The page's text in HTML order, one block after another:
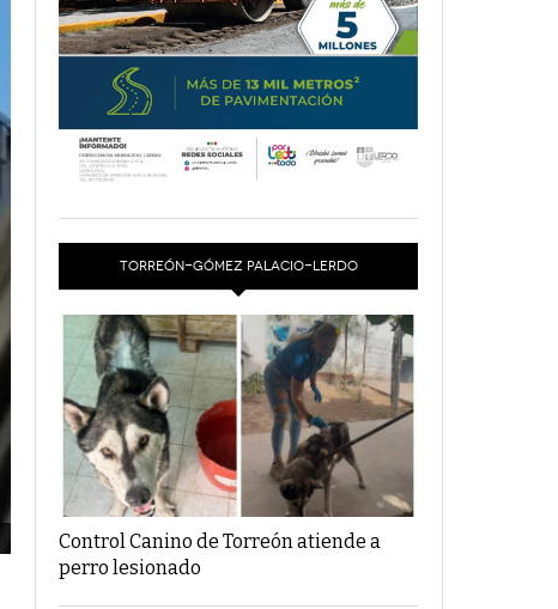
TORREÓN-GÓMEZ PALACIO-LERDO
Control Canino de Torreón atiende a
perro lesionado